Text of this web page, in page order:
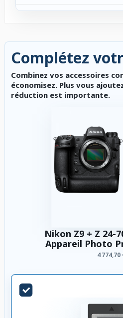
Complétez
Combinez vos accessoires
économisez. Plus vous
réduction est importante.
Nikon Z9 + Z 24-
Appareil Photo
4 774,70